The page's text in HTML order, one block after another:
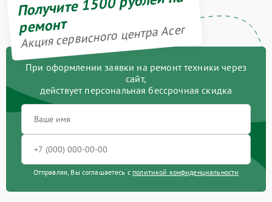
ремонт
Акция сервисного центра Acer
При оформлении заявки на ремонт техники через
сайт,
действует персональная бессрочная скидка
Отправляя, Вы соглашаетесь с политикой конфиденциальности